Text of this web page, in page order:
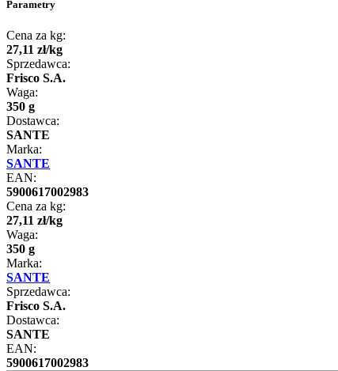
Parametry
Cena za kg:
27,11 zł/kg
Sprzedawca:
Frisco S.A.
Waga:
350 g
Dostawca:
SANTE
Marka:
SANTE
EAN:
5900617002983
Cena za kg:
27,11 zł/kg
Waga:
350 g
Marka:
SANTE
Sprzedawca:
Frisco S.A.
Dostawca:
SANTE
EAN:
5900617002983